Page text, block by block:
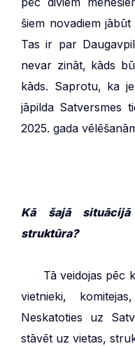
šiem novadiem
Tas ir par
nevar zināt, kāds
kāds. Saprotu, ka
jāpilda Satversmes
2025. gada
Kā šajā
struktūra?
Tā veidojas pēc
vietnieki,
Neskatoties uz
stāvēt uz vietas,